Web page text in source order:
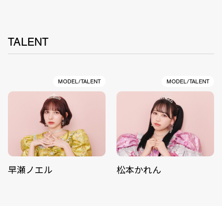
TALENT
MODEL/TALENT
早瀬ノエル
MODEL/TALENT
松本かれん